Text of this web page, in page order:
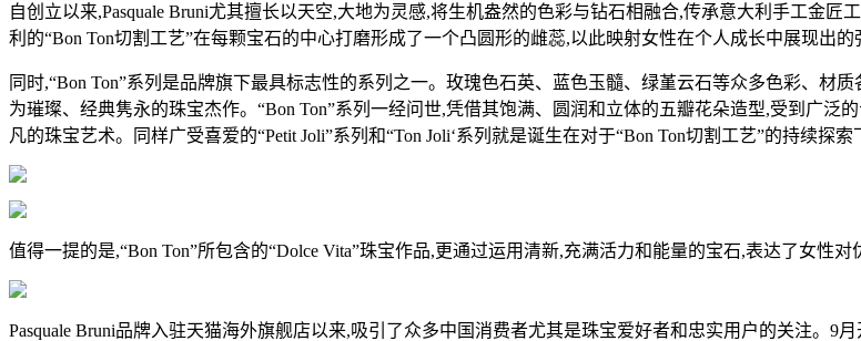
自创立以来,Pasquale Bruni尤其擅长以天空,大地为灵感,将生机盎然的色彩与钻石相融合,传承意大利手工金
利的“Bon Ton切割工艺”在每颗宝石的中心打磨形成了一个凸圆形的雌蕊,以此映射女性在个人成长中展现出的
同时,“Bon Ton”系列是品牌旗下最具标志性的系列之一。玫瑰色石英、蓝色玉髓、绿堇云石等众多色彩、材
为璀璨、经典隽永的珠宝杰作。“Bon Ton”系列一经问世,凭借其饱满、圆润和立体的五瓣花朵造型,受到广泛
凡的珠宝艺术。同样广受喜爱的“Petit Joli”系列和“Ton Joli‘系列就是诞生在对于“Bon Ton切割工艺”的持续探索
值得一提的是,“Bon Ton”所包含的“Dolce Vita”珠宝作品,更通过运用清新,充满活力和能量的宝石,表达了女性
Pasquale Bruni品牌入驻天猫海外旗舰店以来,吸引了众多中国消费者尤其是珠宝爱好者和忠实用户的关注。9